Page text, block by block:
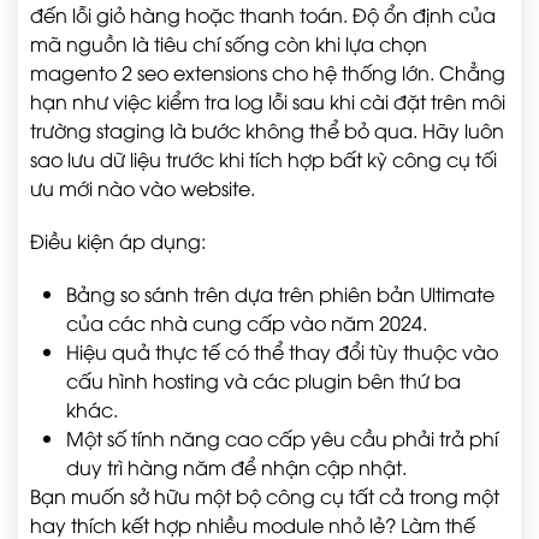
đến lỗi giỏ hàng hoặc thanh toán. Độ ổn định của
mã nguồn là tiêu chí sống còn khi lựa chọn
magento 2 seo extensions cho hệ thống lớn. Chẳng
hạn như việc kiểm tra log lỗi sau khi cài đặt trên môi
trường staging là bước không thể bỏ qua. Hãy luôn
sao lưu dữ liệu trước khi tích hợp bất kỳ công cụ tối
ưu mới nào vào website.
Điều kiện áp dụng:
Bảng so sánh trên dựa trên phiên bản Ultimate
của các nhà cung cấp vào năm 2024.
Hiệu quả thực tế có thể thay đổi tùy thuộc vào
cấu hình hosting và các plugin bên thứ ba
khác.
Một số tính năng cao cấp yêu cầu phải trả phí
duy trì hàng năm để nhận cập nhật.
Bạn muốn sở hữu một bộ công cụ tất cả trong một
hay thích kết hợp nhiều module nhỏ lẻ? Làm thế